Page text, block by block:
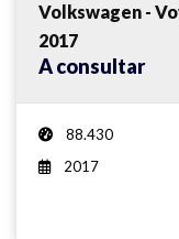
Volkswagen -
2017
A consultar
88.430
2017